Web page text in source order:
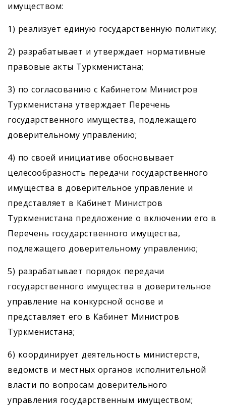
имуществом:
1) реализует единую государственную политику;
2) разрабатывает и утверждает нормативные
правовые акты Туркменистана;
3) по согласованию с Кабинетом Министров
Туркменистана утверждает Перечень
государственного имущества, подлежащего
доверительному управлению;
4) по своей инициативе обосновывает
целесообразность передачи государственного
имущества в доверительное управление и
представляет в Кабинет Минист­ров
Туркменистана предложение о включении его в
Перечень государственного имущества,
подлежащего доверительному управлению;
5) разрабатывает порядок передачи
государственного имущества в доверительное
управление на конкурсной основе и
представляет его в Кабинет Министров
Туркменистана;
6) координирует деятельность министерств,
ведомств и местных органов исполнительной
власти по вопросам доверительного
управления государственным имуществом;